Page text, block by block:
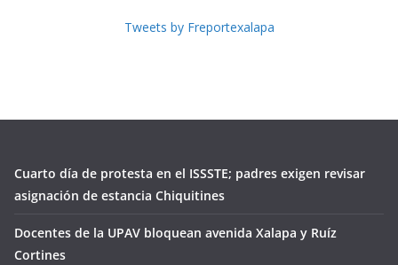
Tweets by Freportexalapa
Cuarto día de protesta en el ISSSTE; padres exigen revisar
asignación de estancia Chiquitines
Docentes de la UPAV bloquean avenida Xalapa y Ruíz
Cortines